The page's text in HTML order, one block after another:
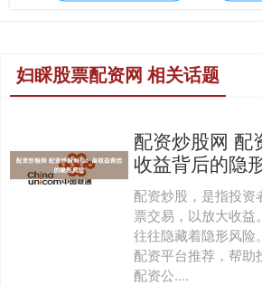
妇睬股票配资网 相关话题
配资炒股网 配
收益背后的隐
配资炒股，是指投资
票交易，以放大收
往往隐藏着隐形风险
配资平台推荐，帮助
配资公....